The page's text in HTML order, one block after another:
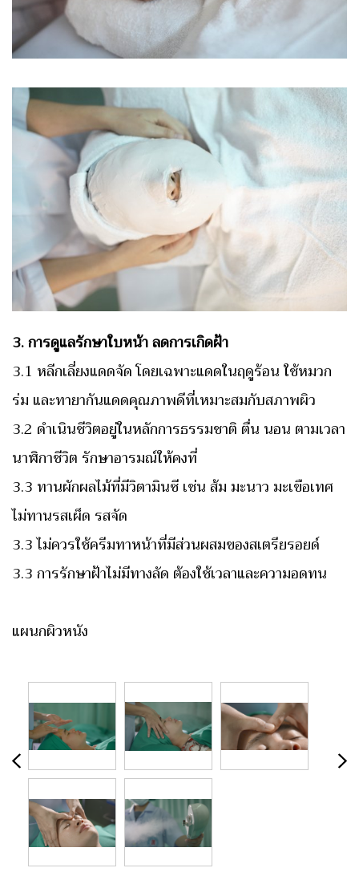
3. การดูแลรักษาใบหน้า ลดการเกิดฝ้า
3.1 หลีกเลี่ยงแดดจัด โดยเฉพาะแดดในฤดูร้อน ใช้หมวก
ร่ม และทายากันแดดคุณภาพดีที่เหมาะสมกับสภาพผิว
3.2 ดำเนินชีวิตอยู่ในหลักการธรรมชาติ ตื่น นอน ตามเวลา
นาฬิกาชีวิต รักษาอารมณ์ให้คงที่
3.3 ทานผักผลไม้ที่มีวิตามินซี เช่น ส้ม มะนาว มะเขือเทศ
ไม่ทานรสเผ็ด รสจัด
3.3 ไม่ควรใช้ครีมทาหน้าที่มีส่วนผสมของสเตรียรอยด์
3.3 การรักษาฝ้าไม่มีทางลัด ต้องใช้เวลาและความอดทน
แผนกผิวหนัง